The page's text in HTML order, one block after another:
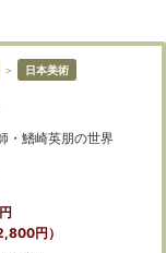
＞ 日本美術
・鰭崎英朋の世界
円）